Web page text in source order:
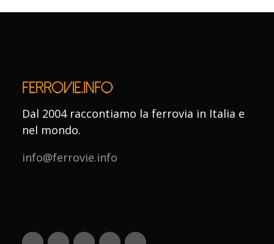
Dal 2004 raccontiamo la ferrovia in Italia e
nel mondo.
info@ferrovie.info